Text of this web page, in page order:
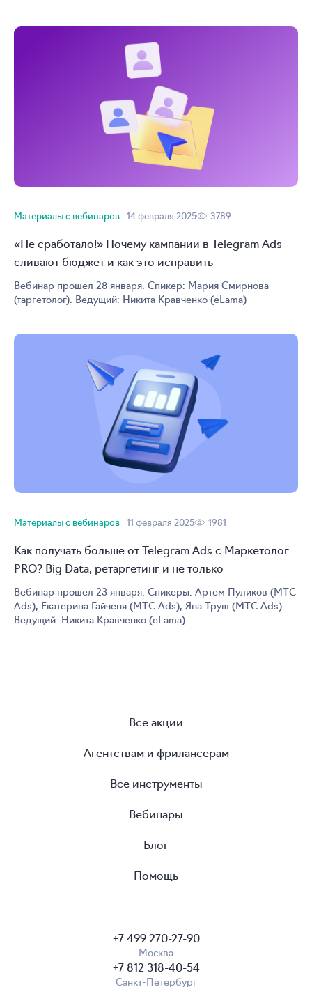
Материалы с вебинаров 14 февраля 2025 3789
«Не сработало!» Почему кампании в Telegram Ads
сливают бюджет и как это исправить
Вебинар прошел 28 января. Спикер: Мария Смирнова
(таргетолог). Ведущий: Никита Кравченко (eLama)
Материалы с вебинаров 11 февраля 2025 1981
Как получать больше от Telegram Ads с Маркетолог
PRO? Big Data, ретаргетинг и не только
Вебинар прошел 23 января. Спикеры: Артём Пуликов (МТС
Ads), Екатерина Гайченя (МТС Ads), Яна Труш (МТС Ads).
Ведущий: Никита Кравченко (eLama)
Все акции
Агентствам и фрилансерам
Все инструменты
Вебинары
Блог
Помощь
+7 499 270-27-90
Москва
+7 812 318-40-54
Санкт-Петербург